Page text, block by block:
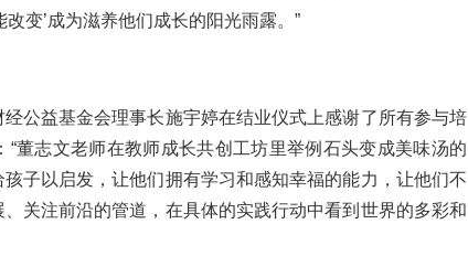
变’成为滋养他们成长的阳光雨露。”
公益基金会理事长施宇婷在结业仪式上感谢了所有参与培
董志文老师在教师成长共创工坊里举例石头变成美味汤的
子以启发，让他们拥有学习和感知幸福的能力，让他们不
关注前沿的管道，在具体的实践行动中看到世界的多彩和